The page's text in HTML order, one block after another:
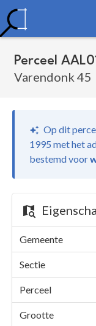
Perceel
Varendonk 45
Op dit
1995 met het
bestemd voor
Gemeente
Sectie
Perceel
Grootte